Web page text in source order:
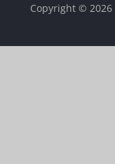
Copyright © 2026